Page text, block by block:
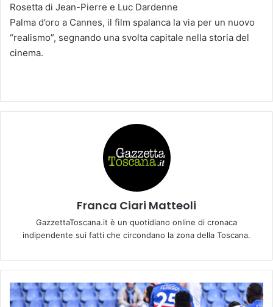
Rosetta di Jean-Pierre e Luc Dardenne
Palma d’oro a Cannes, il film spalanca la via per un nuovo
“realismo”, segnando una svolta capitale nella storia del
cinema.
Franca Ciari Matteoli
GazzettaToscana.it è un quotidiano online di cronaca
indipendente sui fatti che circondano la zona della Toscana.
Q
u